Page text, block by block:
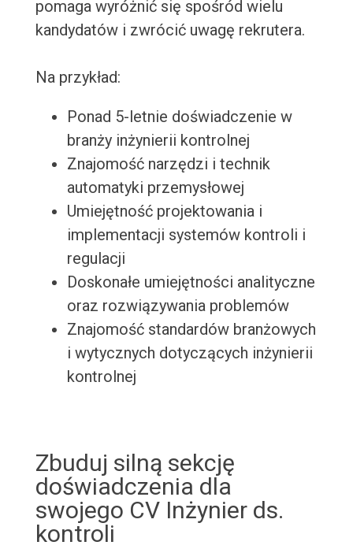
pomaga wyróżnić się spośród wielu
kandydatów i zwrócić uwagę rekrutera.
Na przykład:
Ponad 5-letnie doświadczenie w
branży inżynierii kontrolnej
Znajomość narzędzi i technik
automatyki przemysłowej
Umiejętność projektowania i
implementacji systemów kontroli i
regulacji
Doskonałe umiejętności analityczne
oraz rozwiązywania problemów
Znajomość standardów branżowych
i wytycznych dotyczących inżynierii
kontrolnej
Zbuduj silną sekcję
doświadczenia dla
swojego CV Inżynier ds.
kontroli